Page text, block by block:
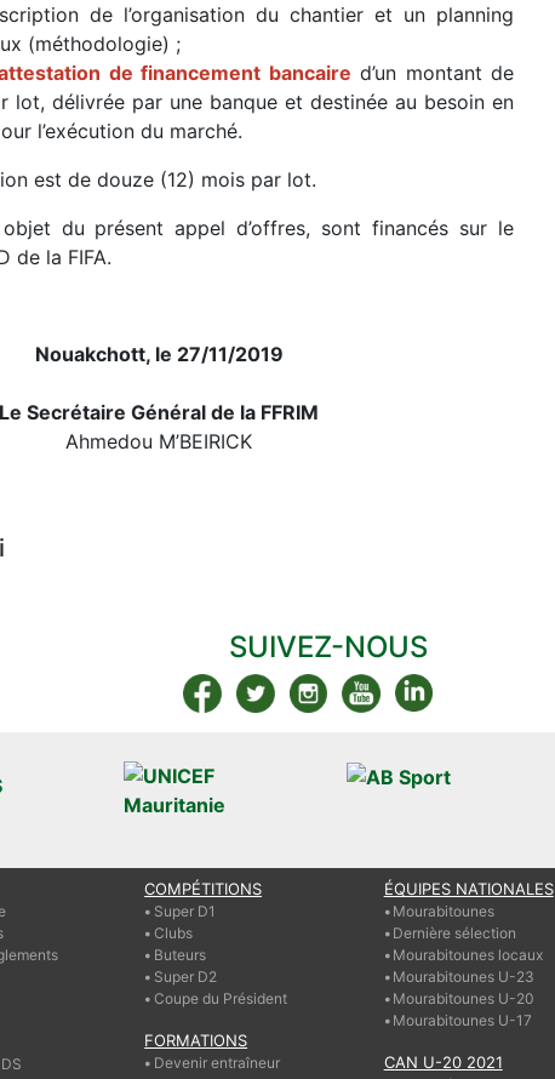
de l’organisation du chantier et un planning
(méthodologie) ;
de financement bancaire d’un montant de
lot, délivrée par une banque et destinée au besoin en
l’exécution du marché.
est de douze (12) mois par lot.
du présent appel d’offres, sont financés sur le
de la FIFA.
Nouakchott, le 27/11/2019
Le Secrétaire Général de la FFRIM
Ahmedou M’BEIRICK
SUIVEZ-NOUS
COMPÉTITIONS
Super D1
Clubs
Buteurs
Super D2
Coupe du Président
FORMATIONS
Devenir entraîneur
ÉQUIPES NATIONALES
Mourabitounes
Dernière sélection
Mourabitounes locaux
Mourabitounes U-23
Mourabitounes U-20
Mourabitounes U-17
CAN U-20 2021